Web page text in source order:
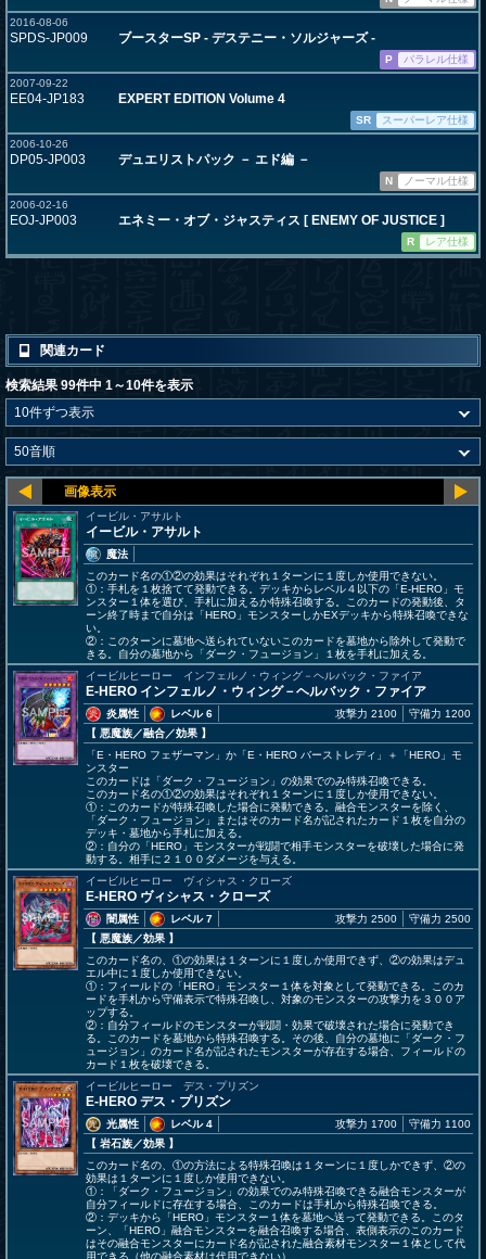
2016-08-06
SPDS-JP009 ブースターSP - デステニー・ソルジャーズ -
P
パラレル仕様
2007-09-22
EE04-JP183 EXPERT EDITION Volume 4
SR
スーパーレア仕様
2006-10-26
DP05-JP003 デュエリストパック － エド編 －
N
ノーマル仕様
2006-02-16
EOJ-JP003 エネミー・オブ・ジャスティス [ ENEMY OF JUSTICE ]
R レア仕様
関連カード
検索結果 99件中 1～10件を表示
イービル・アサルト
イービル・アサルト
魔法
このカード名の①②の効果はそれぞれ１ターンに１度しか使用できない。
①：手札を１枚捨てて発動できる。デッキからレベル４以下の「E-HERO」モ
ンスター１体を選び、手札に加えるか特殊召喚する。このカードの発動後、タ
ーン終了時まで自分は「HERO」モンスターしかEXデッキから特殊召喚できな
い。
②：このターンに墓地へ送られていないこのカードを墓地から除外して発動で
きる。自分の墓地から「ダーク・フュージョン」１枚を手札に加える。
イービルヒーロー インフェルノ・ウィング－ヘルバック・ファイア
E-HERO インフェルノ・ウィング－ヘルバック・ファイア
炎属性
レベル 6
【 悪魔族／融合／効果 】
攻撃力 2100 守備力 1200
「E・HERO フェザーマン」か「E・HERO バーストレディ」＋「HERO」モ
ンスター
このカードは「ダーク・フュージョン」の効果でのみ特殊召喚できる。
このカード名の①②の効果はそれぞれ１ターンに１度しか使用できない。
①：このカードが特殊召喚した場合に発動できる。融合モンスターを除く、
「ダーク・フュージョン」またはそのカード名が記されたカード１枚を自分の
デッキ・墓地から手札に加える。
②：自分の「HERO」モンスターが戦闘で相手モンスターを破壊した場合に発
動する。相手に２１００ダメージを与える。
イービルヒーロー ヴィシャス・クローズ
E-HERO ヴィシャス・クローズ
闇属性
レベル 7
【 悪魔族／効果 】
攻撃力 2500 守備力 2500
このカード名の、①の効果は１ターンに１度しか使用できず、②の効果はデュ
エル中に１度しか使用できない。
①：フィールドの「HERO」モンスター１体を対象として発動できる。このカ
ードを手札から守備表示で特殊召喚し、対象のモンスターの攻撃力を３００ア
ップする。
②：自分フィールドのモンスターが戦闘・効果で破壊された場合に発動でき
る。このカードを墓地から特殊召喚する。その後、自分の墓地に「ダーク・フ
ュージョン」のカード名が記されたモンスターが存在する場合、フィールドの
カード１枚を破壊できる。
イービルヒーロー デス・プリズン
E-HERO デス・プリズン
光属性
レベル 4
【 岩石族／効果 】
攻撃力 1700 守備力 1100
このカード名の、①の方法による特殊召喚は１ターンに１度しかできず、②の
効果は１ターンに１度しか使用できない。
①：「ダーク・フュージョン」の効果でのみ特殊召喚できる融合モンスターが
自分フィールドに存在する場合、このカードは手札から特殊召喚できる。
②：デッキから「HERO」モンスター１体を墓地へ送って発動できる。このタ
ーン、「HERO」融合モンスターを融合召喚する場合、表側表示のこのカード
はその融合モンスターにカード名が記された融合素材モンスター１体として代
用できる（他の融合素材は代用できない）。